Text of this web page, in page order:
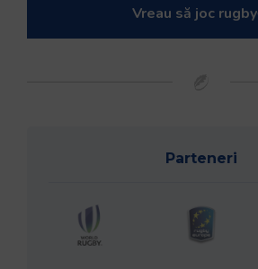
Vreau să joc rugby
Parteneri